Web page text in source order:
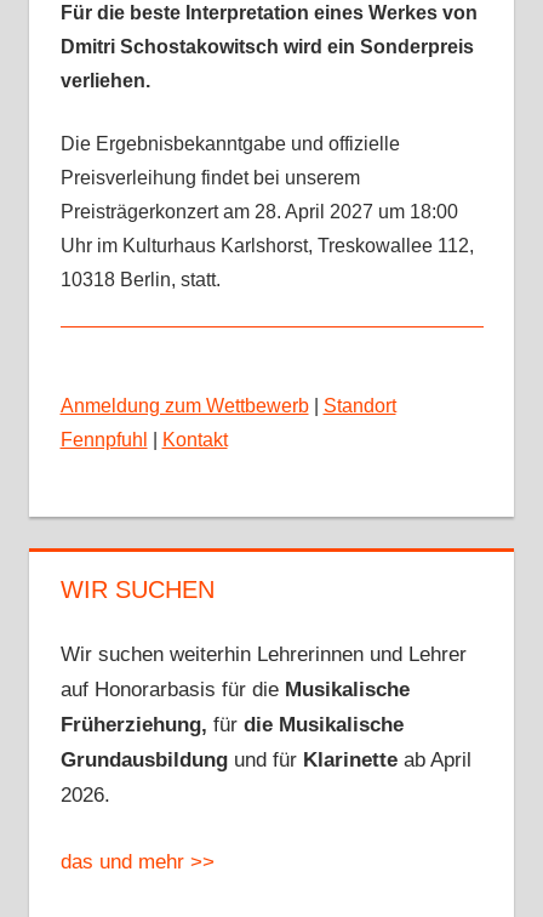
Für die beste Interpretation eines Werkes von
Dmitri Schostakowitsch wird ein Sonderpreis
verliehen.
Die Ergebnisbekanntgabe und offizielle
Preisverleihung findet bei unserem
Preisträgerkonzert am 28. April 2027 um 18:00
Uhr im Kulturhaus Karlshorst, Treskowallee 112,
10318 Berlin, statt.
Anmeldung zum Wettbewerb| Standort
Fennpfuhl
Kontakt
WIR SUCHEN
Wir suchen weiterhin Lehrerinnen und Lehrer
auf Honorarbasis für die Musikalische
Früherziehung, fürdie Musikalische
Grundausbildung und fürKlarinette ab April
2026.
das und mehr >>